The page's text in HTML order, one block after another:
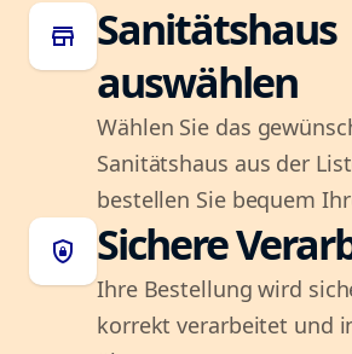
store
Sanitätshaus
auswählen
Wählen Sie das
Sanitätshaus aus der
bestellen Sie bequem
shield_lock Sichere
Ihre Bestellung wird
korrekt verarbeitet und